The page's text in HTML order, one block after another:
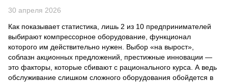
30 апреля 2026
Как показывает статистика, лишь 2 из 10 предпринимателей
выбирают компрессорное оборудование , функционал
которого им действительно нужен. Выбор «на вырост»,
соблазн акционных предложений, престижные инновации —
это факторы, которые сбивают с рационального курса. А ведь
обслуживание слишком сложного оборудования обойдется в